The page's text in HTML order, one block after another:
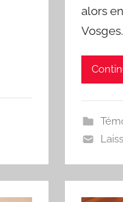
alors